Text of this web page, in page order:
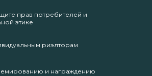
прав потребителей и
этике
риэлторам
и награждению